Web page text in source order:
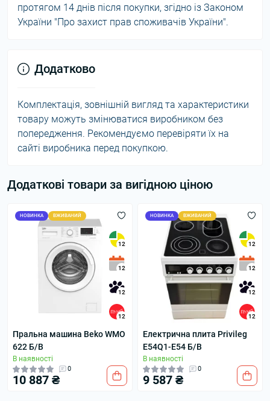
протягом 14 днів після покупки, згідно із Законом
України "Про захист прав споживачів України".
Додатково
Комплектація, зовнішній вигляд та характеристики
товару можуть змінюватися виробником без
попередження. Рекомендуємо перевіряти їх на
сайті виробника перед покупкою.
Додаткові товари за вигідною ціною
НОВИНКА ВЖИВАНИЙ
12
12
12
12
Пральна машина Beko WMO
622 Б/В
В наявності
0
10 887 ₴
НОВИНКА ВЖИВАНИЙ
12
12
12
12
Електрична плита Privileg
E54Q1-E54 Б/В
В наявності
0
9 587 ₴